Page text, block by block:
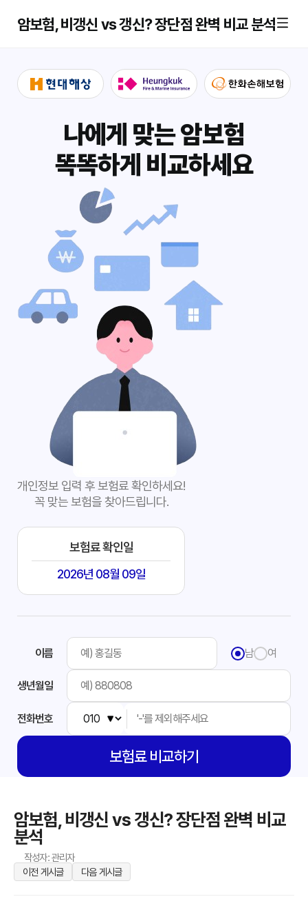
암보험, 비갱신 vs 갱신? 장단점 완벽 비교 분석
나에게 맞는 암보험
똑똑하게 비교하세요
개인정보 입력 후 보험료 확인하세요!
꼭 맞는 보험을 찾아드립니다.
보험료 확인일
2026년 08월 09일
이름 남 여
생년월일
전화번호
보험료비교하기
암보험, 비갱신 vs 갱신? 장단점 완벽 비교
분석
작성자: 관리자
이전 게시글
다음 게시글